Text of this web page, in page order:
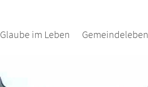
Glaube im Leben Gemeindeleben